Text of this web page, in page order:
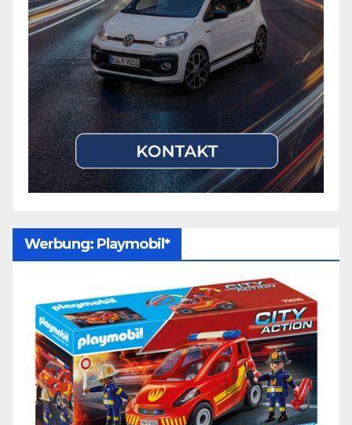
Werbung: Playmobil*